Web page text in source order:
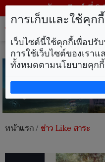
วันอาทิตย์ ที่ 9
หน้าแรก/ข่าว Like สาระ
การเก็บและใช้คุกกี้
เว็บไซต์นี้ใช้คุกกี้เพื่อปรั
การใช้เว็บไซต์ของเรา
ทั้งหมดตามนโยบายคุกกี้